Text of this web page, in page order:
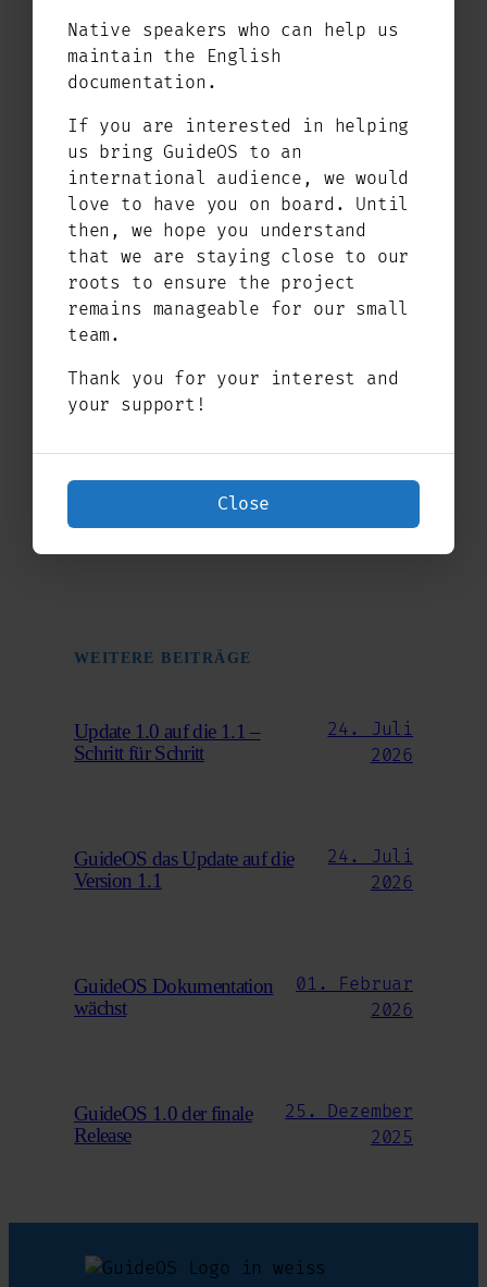
Lasst euch überraschen, was in 2026
noch so passiert und schaut in den
dahin habt eine tolle Zeit und wenn
du GuideOS installieren möchtest,
dann findest du hier die aktuelle
Version zum Download.
Dein Stephan von GuideOS
Release
GuideOS das Update
auf die Version 1.1
WEITERE BEITRÄGE
Update 1.0 auf die 1.1 –
Schritt für Schritt
24. Juli
2026
GuideOS das Update auf die
Version 1.1
24. Juli
2026
GuideOS Dokumentation
wächst
01. Februar
2026
GuideOS 1.0 der finale
Release
25. Dezember
2025
Native speakers who can help us
maintain the English
documentation.
If you are interested in helping
us bring GuideOS to an
international audience, we would
love to have you on board. Until
then, we hope you understand
that we are staying close to our
roots to ensure the project
remains manageable for our small
team.
Thank you for your interest and
your support!
Close